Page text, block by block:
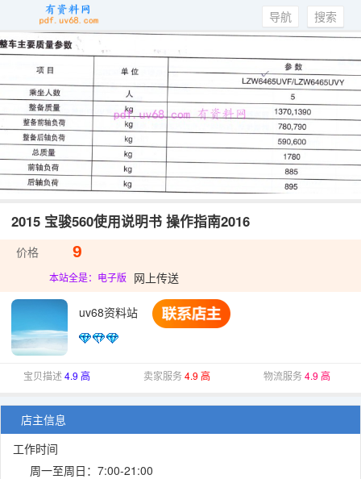
搜索
导航
2015 宝骏560使用说明书 操作指南2016
价格 9
本站全是：电子版 网上传送
uv68资料站
宝贝描述 4.9 高 卖家服务4.9 高 物流服务4.9 高
店主信息
工作时间
周一至周日：7:00-21:00